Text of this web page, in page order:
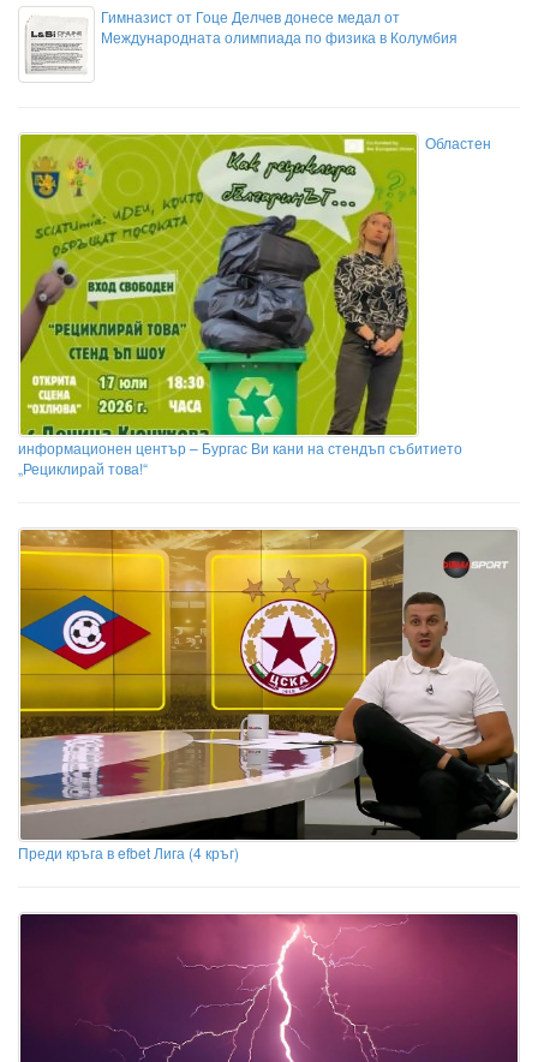
Гимназист от Гоце Делчев донесе медал от
Международната олимпиада по физика в Колумбия
Областен
информационен център – Бургас Ви кани на стендъп събитието
„Рециклирай това!“
Преди кръга в efbet Лига (4 кръг)